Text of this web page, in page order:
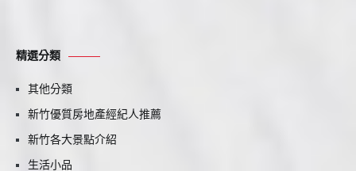
精選分類
其他分類
新竹優質房地產經紀人推薦
新竹各大景點介紹
生活小品